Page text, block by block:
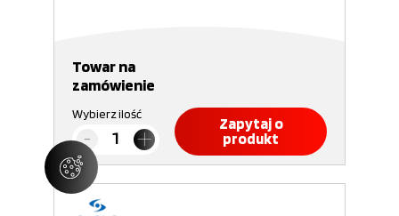
Towar na
zamówienie
Wybierz ilość
Zapytaj o
produkt